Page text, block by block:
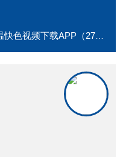
色视频下载APP（270L）